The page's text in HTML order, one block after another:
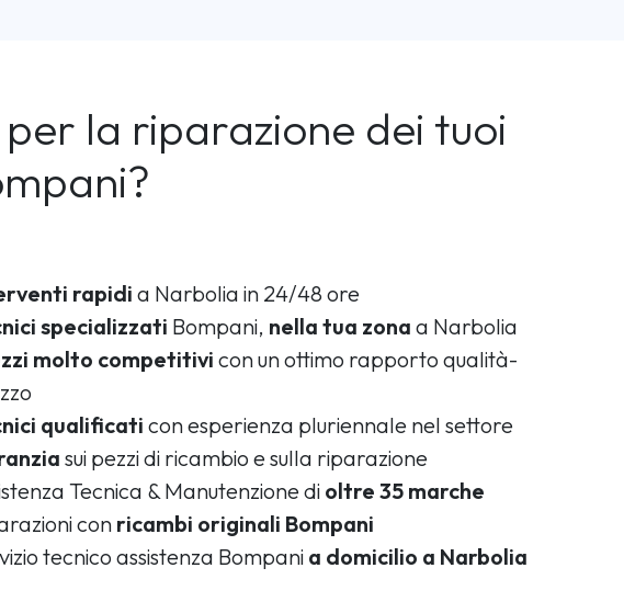
la riparazione dei tuoi
rapidia Narbolia in 24/48 ore
specializzati Bompani, nella tua zona a Narbolia
molto competitivi con un ottimo rapporto qualità-
qualificati con esperienza pluriennale nel settore
sui pezzi di ricambio e sulla riparazione
Tecnica & Manutenzione dioltre 35 marche
conricambi originali Bompani
tecnico assistenza Bompani a domicilio a Narbolia